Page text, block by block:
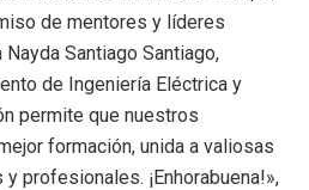
de mentores y líderes
Santiago Santiago,
de Ingeniería Eléctrica y
permite que nuestros
formación, unida a valiosas
profesionales. ¡Enhorabuena!»,